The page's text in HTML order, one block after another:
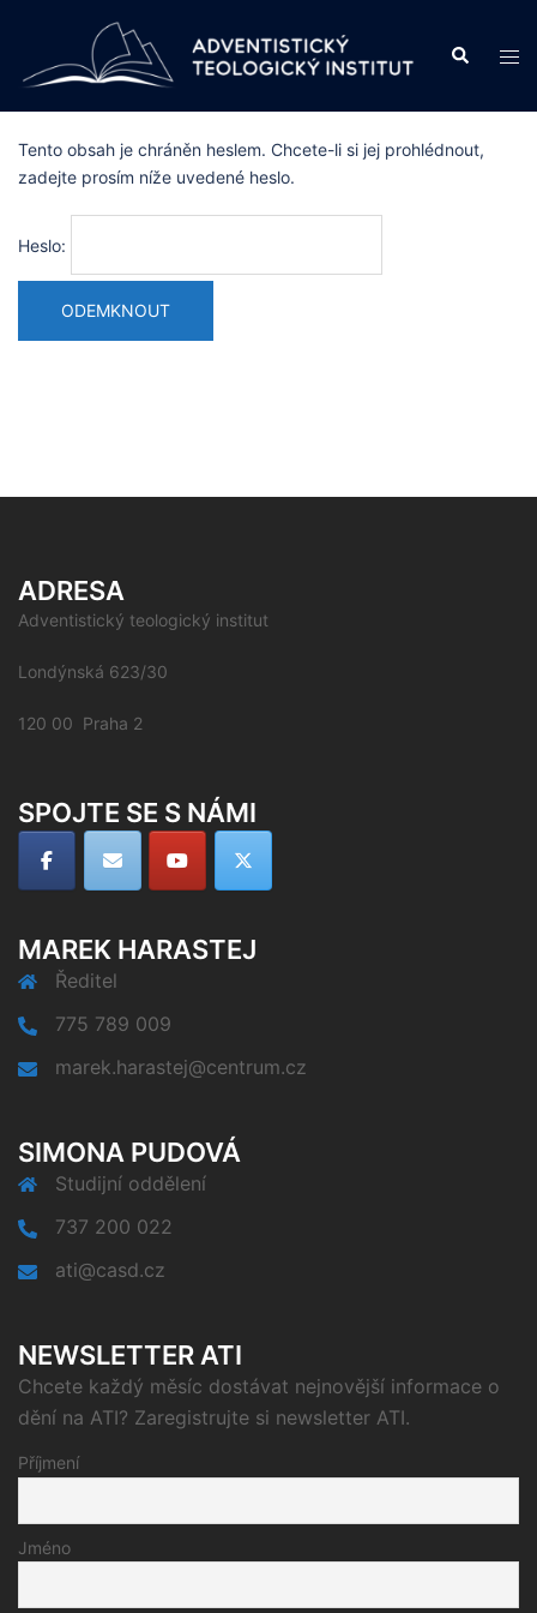
content
Search
Tento obsah je chráněn heslem. Chcete-li si jej prohlédnout,
zadejte prosím níže uvedené heslo.
Heslo:
ADRESA
Adventistický teologický institut
Londýnská 623/30
120 00 Praha 2
SPOJTE SE S NÁMI
MAREK HARASTEJ
Ředitel
775 789 009
marek.harastej@centrum.cz
SIMONA PUDOVÁ
Studijní oddělení
737 200 022
ati@casd.cz
NEWSLETTER ATI
Chcete každý měsíc dostávat nejnovější informace o
dění na ATI? Zaregistrujte si newsletter ATI.
Příjmení
Jméno